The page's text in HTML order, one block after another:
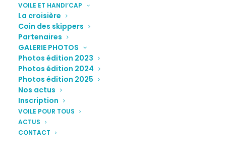
VOILE ET HANDI’CAP
La croisière
Coin des skippers
Partenaires
GALERIE PHOTOS
Photos édition 2023
Photos édition 2024
Photos édition 2025
Nos actus
Inscription
VOILE POUR TOUS
ACTUS
CONTACT